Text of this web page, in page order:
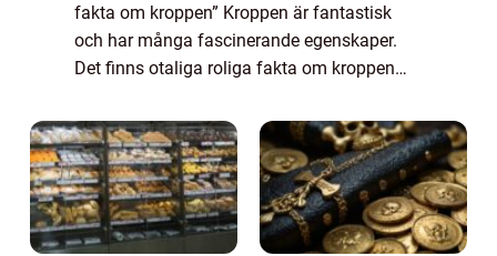
fakta om kroppen” Kroppen är fantastisk
och har många fascinerande egenskaper.
Det finns otaliga roliga fakta om kroppen
denna artikel kommer vi at...